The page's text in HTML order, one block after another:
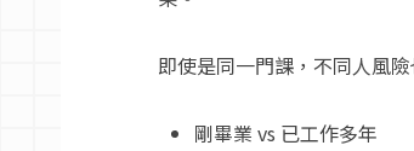
即使是同一門課，不同人風
剛畢業 vs 已工作多年